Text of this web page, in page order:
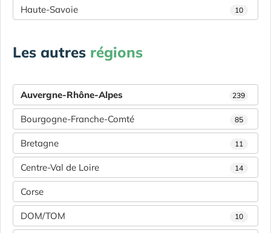
Haute-Savoie 10
Les autres régions
Auvergne-Rhône-Alpes 239
Bourgogne-Franche-Comté 85
Bretagne 11
Centre-Val de Loire 14
Corse
DOM/TOM 10